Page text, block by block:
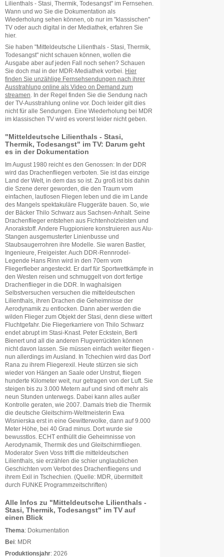
Lilienthals - Stasi, Thermik, Todesangst" im Fernsehen.
Wann und wo Sie die Dokumentation als
Wiederholung sehen können, ob nur im "klassischen"
TV oder auch digital in der Mediathek, erfahren Sie
hier.
Sie haben "Mitteldeutsche Lilienthals - Stasi, Thermik,
Todesangst" nicht schauen können, wollen die
Ausgabe aber auf jeden Fall noch sehen? Schauen
Sie doch mal in der MDR-Mediathek vorbei.
Hier
finden Sie unzählige Fernsehsendungen nach ihrer
Ausstrahlung online als Video on Demand zum
streamen . In der Regel finden Sie die Sendung nach
der TV-Ausstrahlung online vor. Doch leider gilt dies
nicht für alle Sendungen. Eine Wiederholung bei MDR
im klassischen TV wird es vorerst leider nicht geben.
"Mitteldeutsche Lilienthals - Stasi,
Thermik, Todesangst" im TV: Darum geht
es in der Dokumentation
Im August 1980 reicht es den Genossen: In der DDR
wird das Drachenfliegen verboten. Sie ist das einzige
Land der Welt, in dem das so ist. Zu groß ist bis dahin
die Szene derer geworden, die den Traum vom
einfachen, lautlosen Fliegen leben und die im Lande
des Mangels spektakuläre Fluggeräte bauen. So, wie
der Bäcker Thilo Schwarz aus Sachsen-Anhalt. Seine
Drachenflieger entstehen aus Fichtenholzleisten und
Anorakstoff. Andere Flugpioniere konstruieren aus Alu-
Stangen ausgemusterter Linienbusse und
Staubsaugerrohren ihre Modelle. Sie waren Bastler,
Ingenieure, Freigeister. Auch DDR-Rennrodel-
Legende Hans Rinn wird in den 70ern vom
Fliegerfieber angesteckt. Er darf für Sportwettkämpfe in
den Westen reisen und schmuggelt von dort fertige
Drachenflieger in die DDR. In waghalsigen
Selbstversuchen versuchen die mitteldeutschen
Lilienthals, ihren Drachen die Geheimnisse der
Aerodynamik zu entlocken. Dann aber werden die
wilden Flieger zum Objekt der Stasi, denn diese wittert
Fluchtgefahr. Die Fliegerkarriere von Thilo Schwarz
endet abrupt im Stasi-Knast. Peter Eckstein, Berti
Bienert und all die anderen Flugverrückten können
nicht davon lassen. Sie müssen einfach weiter fliegen -
nun allerdings im Ausland. In Tchechien wird das Dorf
Rana zu ihrem Fliegerexil. Heute stürzen sie sich
wieder von Hängen an Saale oder Unstrut, fliegen
hunderte Kilometer weit, nur getragen von der Luft. Sie
steigen bis zu 3.000 Metern auf und sind oft mehr als
neun Stunden unterwegs. Dabei kann alles außer
Kontrolle geraten, wie 2007. Damals trieb die Thermik
die deutsche Gleitschirm-Weltmeisterin Ewa
Wisnierska erst in eine Gewitterwolke, dann auf 9.000
Meter Höhe, bei 40 Grad minus. Dort wurde sie
bewusstlos. ECHT enthüllt die Geheimnisse von
Aerodynamik, Thermik des und Gleitschirmfliegen.
Moderator Sven Voss trifft die mitteldeutschen
Lilienthals, sie erzählen die schier unglaublichen
Geschichten vom Verbot des Drachenfliegens und
ihrem Exil in Tschechien. (Quelle: MDR, übermittelt
durch FUNKE Programmzeitschriften)
Alle Infos zu "Mitteldeutsche Lilienthals -
Stasi, Thermik, Todesangst" im TV auf
einen Blick
Thema: Dokumentation
Bei: MDR
Produktionsjahr: 2026